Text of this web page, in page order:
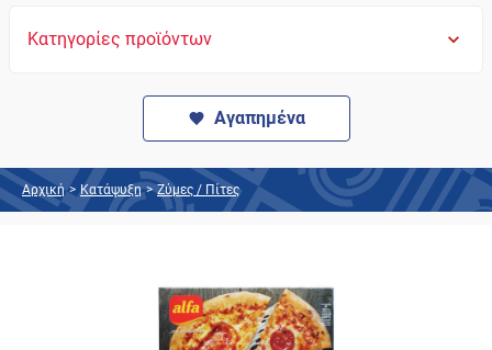
Κατηγορίες προϊόντων
Αγαπημένα
Αρχική > Κατάψυξη > Ζύμες / Πίτες